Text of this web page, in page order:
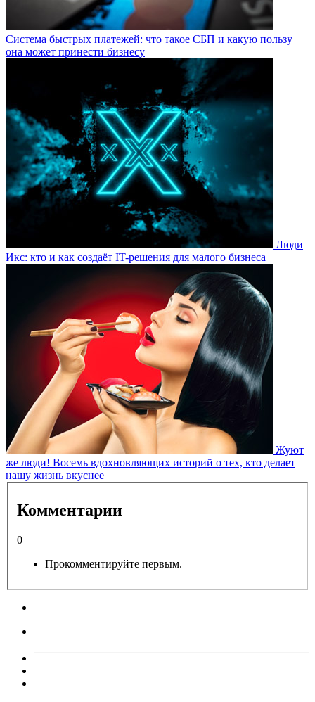
Система быстрых платежей: что такое СБП и какую пользу
она может принести бизнесу
Люди
Икс: кто и как создаёт IT-решения для малого бизнеса
Жуют
же люди! Восемь вдохновляющих историй о тех, кто делает
нашу жизнь вкуснее
Комментарии
0
Прокомментируйте первым.